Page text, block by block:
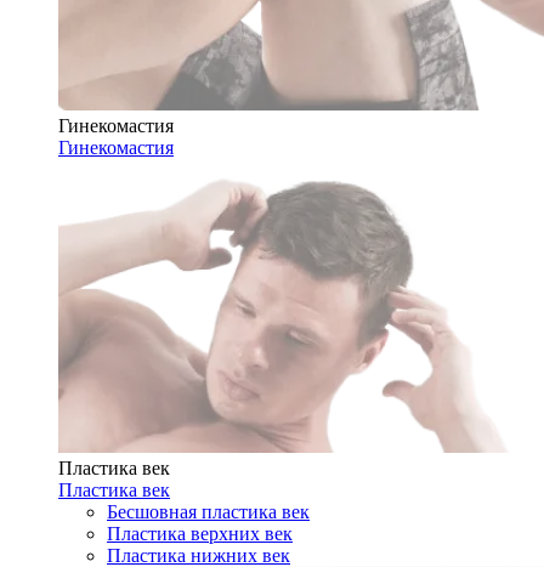
Гинекомастия
Гинекомастия
Пластика век
Пластика век
Бесшовная пластика век
Пластика верхних век
Пластика нижних век